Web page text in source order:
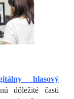
hlasový
dôležité časti